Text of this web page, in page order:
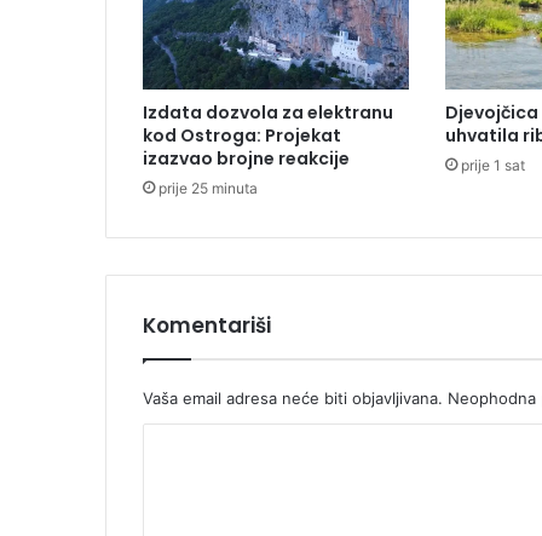
e
I
l
i
ć
v
r
a
e
t
ž
i
l
Izdata dozvola za elektranu
kod Ostroga: Projekat
izazvao brojne reakcije
prije 25 minuta
uhvatila
prije 1 sat
Komentariši
Vaša email adresa neće biti objavljivana.